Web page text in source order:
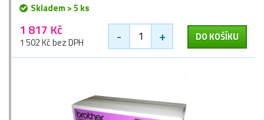
Skladem > 5 ks
1 817 Kč
1 502 Kč bez DPH - + DO KOŠÍKU